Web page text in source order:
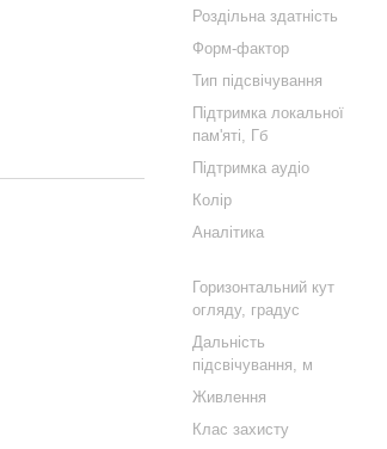
Роздільна здатність
Форм-фактор
Тип підсвічування
Підтримка локальної
пам'яті, Гб
Підтримка аудіо
Колір
Аналітика
Горизонтальний кут
огляду, градус
Дальність
підсвічування, м
Живлення
Клас захисту